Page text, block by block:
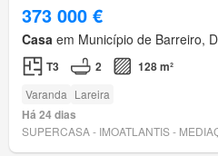
373 000 €
Casa em Município de Barreiro,
T3 2 128 m²
Varanda Lareira
Há 24 dias